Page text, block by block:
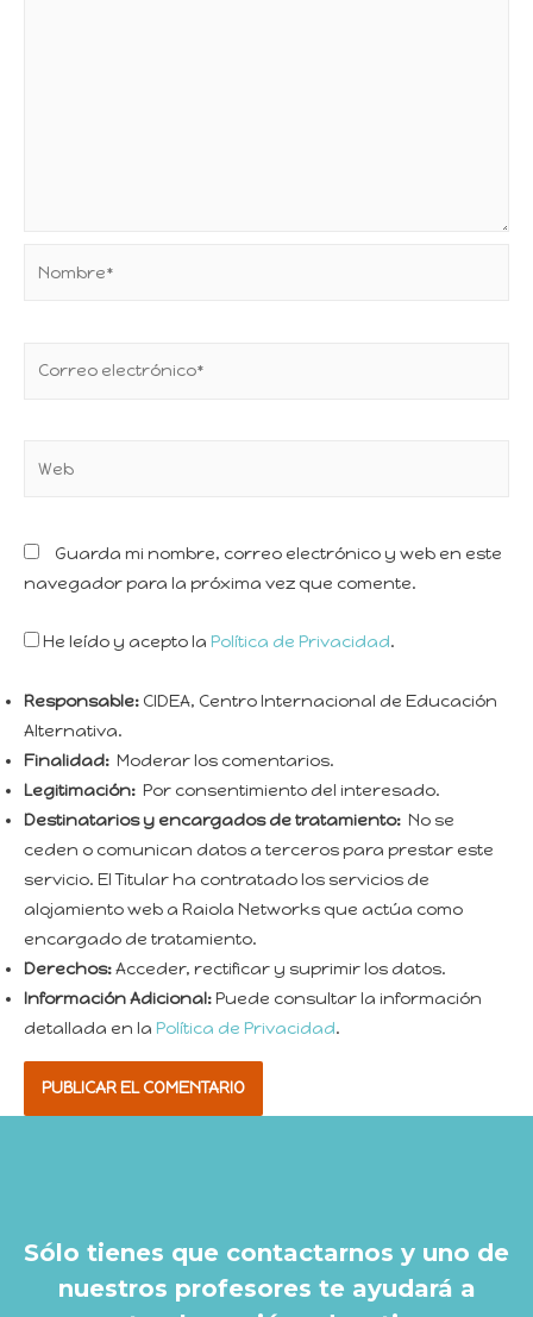
Guarda mi nombre, correo electrónico y web en este
navegador para la próxima vez que comente.
He leído y acepto la Política de Privacidad.
Responsable: CIDEA, Centro Internacional de Educación
Alternativa.
Finalidad: Moderar los comentarios.
Legitimación: Por consentimiento del interesado.
Destinatarios y encargados de tratamiento: No se
ceden o comunican datos a terceros para prestar este
servicio. El Titular ha contratado los servicios de
alojamiento web a Raiola Networks que actúa como
encargado de tratamiento.
Derechos:Acceder, rectificar y suprimir los datos.
Información Adicional: Puede consultar la información
detallada en la Política de Privacidad.
Sólo tienes que contactarnos y uno de
nuestros profesores te ayudará a